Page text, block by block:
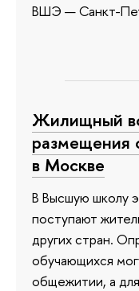
ВШЭ — Санкт-
Жилищный
в Москве
В Высшую школу
поступают
других стран.
обучающихся
общежитии, а